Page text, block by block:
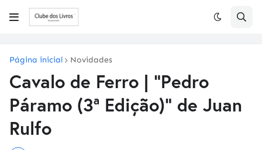
Página inicial Novidades
Cavalo de Ferro | "Pedro
Páramo (3ª Edição)" de Juan
Rulfo